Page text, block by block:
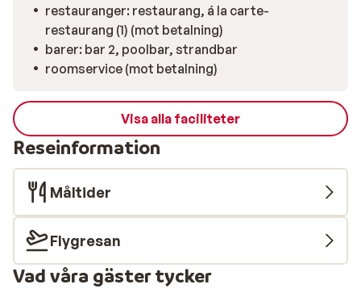
restauranger: restaurang, á la carte-
restaurang (1) (mot betalning)
barer: bar 2, poolbar, strandbar
roomservice (mot betalning)
Visa alla faciliteter
Reseinformation
Måltider
Flygresan
Vad våra gäster tycker